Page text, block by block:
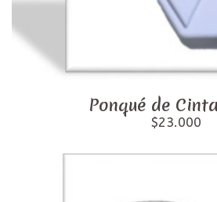
Ponqué de
$23.000